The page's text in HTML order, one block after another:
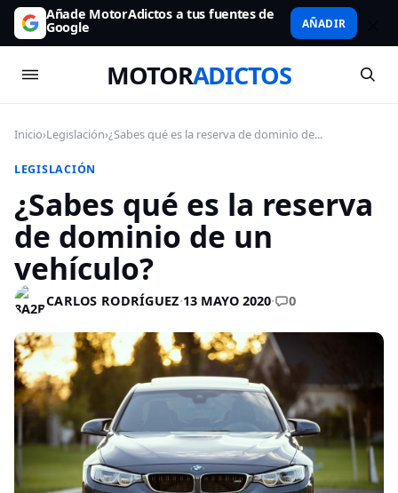
Añade MotorAdictos a tus fuentes de
Google AÑADIR
MOTORADICTOS
Inicio›Legislación›¿Sabes qué es la reserva de dominio de...
LEGISLACIÓN
¿Sabes qué es la reserva
de dominio de un
vehículo?
CARLOS RODRÍGUEZ·13 MAYO 2020· 0